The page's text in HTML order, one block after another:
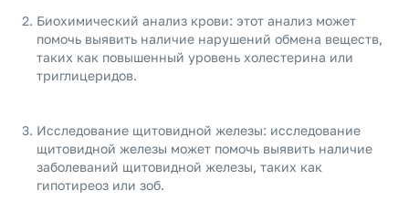
Биохимический анализ крови: этот анализ может
помочь выявить наличие нарушений обмена веществ,
таких как повышенный уровень холестерина или
триглицеридов.
Исследование щитовидной железы: исследование
щитовидной железы может помочь выявить наличие
заболеваний щитовидной железы, таких как
гипотиреоз или зоб.